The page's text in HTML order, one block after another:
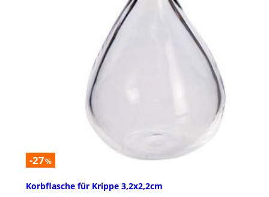
-27%
Korbflasche für Krippe 3,2x2,2cm